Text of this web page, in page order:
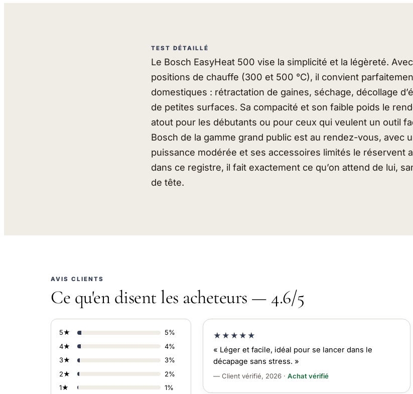
TEST DÉTAILLÉ
Le Bosch EasyHeat 500 vise la simplicité et la légèreté.
positions de chauffe (300 et 500 °C), il convient
domestiques : rétractation de gaines, séchage, décollage
de petites surfaces. Sa compacité et son faible poids le
atout pour les débutants ou pour ceux qui veulent un outil
Bosch de la gamme grand public est au rendez-vous, avec
puissance modérée et ses accessoires limités le réservent
dans ce registre, il fait exactement ce qu’on attend de lui,
de tête.
AVIS CLIENTS
Ce qu'en disent les acheteurs — 4.6/5
5★
5%
4★
4%
3★
3%
2★
2%
1★
1%
★★★★★
« Léger et facile, idéal pour se lancer dans le
décapage sans stress. »
— Client vérifié, 2026 ·Achat vérifié